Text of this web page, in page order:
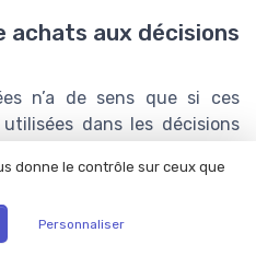
achats aux décisions
n’a de sens que si ces
dans les décisions
les autres volets de la
à structurer :
donne le contrôle sur ceux que
Personnaliser